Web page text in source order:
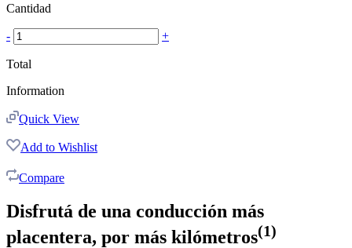
Cantidad
- +
Total
Information
Quick View
Add to Wishlist
Compare
Disfrutá de una conducción más
placentera, por más kilómetros(1)